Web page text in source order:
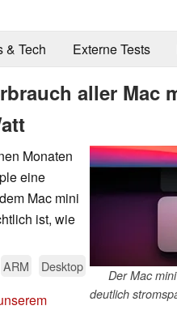
& Tech Externe Tests
aller Mac
Der Mac
deutlich
Monaten
eine
Mac mini
ist, wie
ARM Desktop